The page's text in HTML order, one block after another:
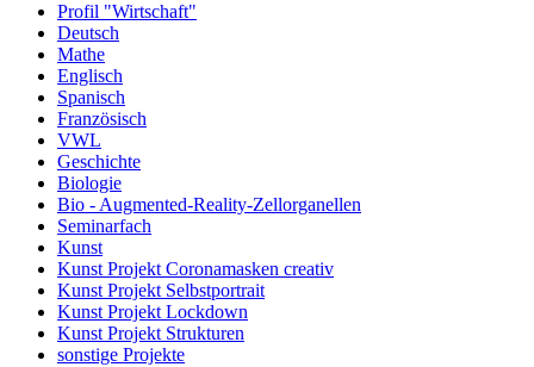
Profil "Wirtschaft"
Deutsch
Mathe
Englisch
Spanisch
Französisch
VWL
Geschichte
Biologie
Bio - Augmented-Reality-Zellorganellen
Seminarfach
Kunst
Kunst Projekt Coronamasken creativ
Kunst Projekt Selbstportrait
Kunst Projekt Lockdown
Kunst Projekt Strukturen
sonstige Projekte